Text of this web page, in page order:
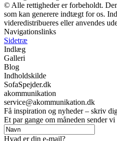
© Alle rettigheder er forbeholdt.
som kan generere indtægt for os.
videredistribueres eller anvendes
Navigationslinks
Sidetræ
Indlæg
Galleri
Blog
Indholdskilde
SofaSpejder.dk
akommunikation
service@akommunikation.dk
Få inspiration og nyheder – skriv
Et par gange om måneden sender
Hvad er din e-mail?